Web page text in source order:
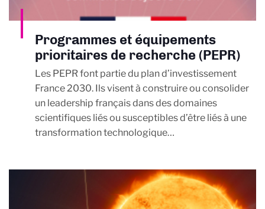
Programmes et équipements
prioritaires de recherche (PEPR)
Les PEPR font partie du plan d’investissement
France 2030. Ils visent à construire ou consolider
un leadership français dans des domaines
scientifiques liés ou susceptibles d’être liés à une
transformation technologique…